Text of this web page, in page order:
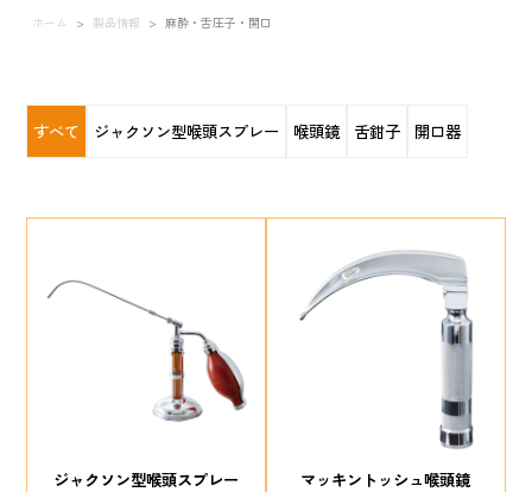
ホーム > 製品情報 > 麻酔・舌圧子・開口
すべて ジャクソン型喉頭スプレー 喉頭鏡 舌鉗子 開口器
ジャクソン型喉頭スプレー マッキントッシュ喉頭鏡